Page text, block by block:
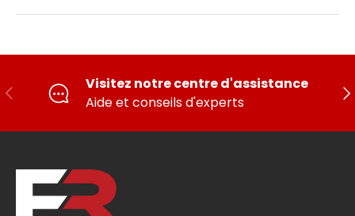
PRÉCÉDENT
Visitez notre centre d'assistance
Aide et conseils d'experts